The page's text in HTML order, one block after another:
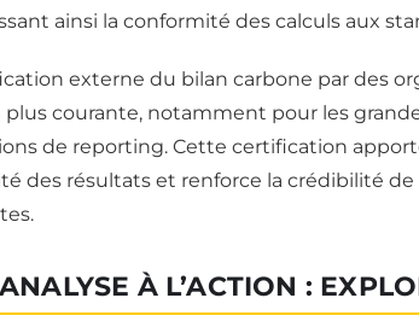
ainsi la conformité des calculs aux
externe du bilan carbone par des
plus courante, notamment pour les
de reporting. Cette certification
des résultats et renforce la crédibilité
À L’ACTION :